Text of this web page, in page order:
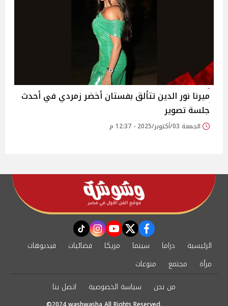
ميرنا نور الدين تتألق بفستان أخضر زمردي في أحدث
جلسة تصوير
الجمعة 03/أكتوبر/2025 - 12:37 م
facebook
twitter
youtube
instagram
tiktok
الرئيسية دراما سينما مزيكا فضائيات
فيديوهات
مرأة
مجتمع
منوعات
من نحن
سياسة الخصوصية اتصل بنا